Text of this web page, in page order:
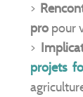
>
pro pour
>
projets